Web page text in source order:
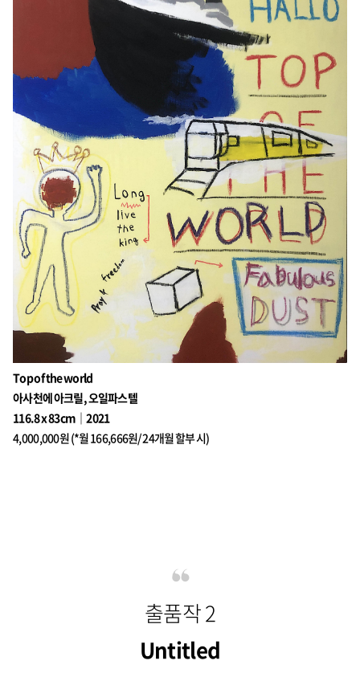
Top of the world
아사천에 아크릴, 오일파스텔
116.8 x 83cm｜2021
4,000,000원 (*월 166,666원/ 24개월 할부 시)
출품작 2
Untitled